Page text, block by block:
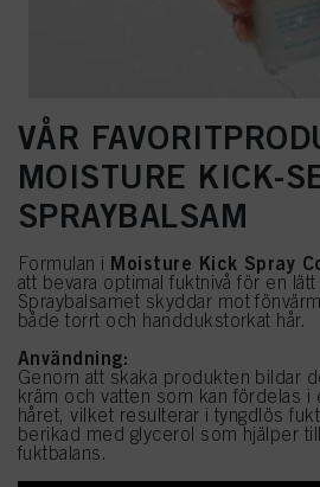
VÅR
MOISTURE KICK-
SPRAYBALSAM
Formulan i Moisture Kick Spray
att bevara optimal fuktnivå för en lätt
Spraybalsamet skyddar mot
både torrt och handdukstorkat hår.
Användning:
Genom att skaka produkten bildar
kräm och vatten som kan fördelas i
håret, vilket resulterar i tyngdlös
berikad med glycerol som hjälper
fuktbalans.